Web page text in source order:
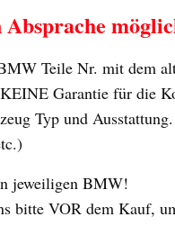
Teile Nr. mit dem
Garantie für die
Typ und Ausstattung.
jeweiligen BMW!
bitte VOR dem Kauf,